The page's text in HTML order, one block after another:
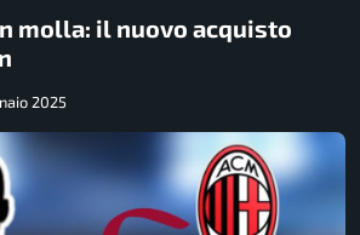
molla: il nuovo acquisto
2025